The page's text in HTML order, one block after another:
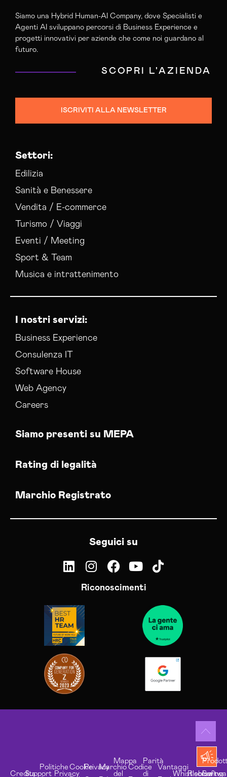
Siamo una Hybrid Human-AI Company, dove Specialisti e
Agenti AI sviluppano percorsi di Business Experience e
progetti innovativi per aziende che come noi guardano al
futuro.
SCOPRI L'AZIENDA
ISCRIVITI ALLA NEWSLETTER
Settori:
Edilizia
Sanità e Benessere
Vendita / E-commerce
Turismo / Viaggi
Eventi / Meeting
Sport & Team
Musica e intrattenimento
I nostri servizi:
Business Experience
Consulenza IT
Software House
Web Agency
Careers
Siamo presenti su MEPA
Rating di legalità
Marchio Registrato
Seguici su
Riconoscimenti
CreditsSupport
Politiche
Privacy
CookiePrivacyMarchio
Mappa
del
Codice
Parità
di
Vantaggi
Whistleblowing
Risorse